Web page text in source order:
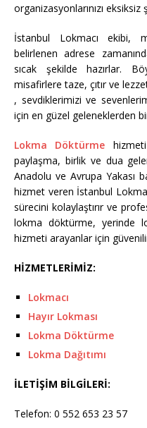
organizasyonlarınızı
İstanbul Lokmacı ekibi,
belirlenen adrese
sıcak şekilde hazırlar.
misafirlere taze, çıtır ve
, sevdiklerimizi ve
için en güzel geleneklerden
Lokma Döktürme
paylaşma, birlik ve dua
Anadolu ve Avrupa Yakası
hizmet veren İstanbul
sürecini kolaylaştırır ve
lokma döktürme, yerinde
hizmeti arayanlar için
HİZMETLERİMİZ:
Lokmacı
Hayır Lokması
Lokma Döktürme
Lokma Dağıtımı
İLETİŞİM BİLGİLERİ:
Telefon: 0 552 653 23 57